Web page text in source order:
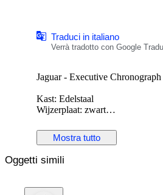
Traduci in italiano
Verrà tradotto con Google
Jaguar - Executive
Kast: Edelstaal
Wijzerplaat: zwart
Diameter: 43,5 mm zonder kroon
Glas: sapphire crystal
Wristsize: 21 cm
Garantie: 1 jaar "de
Mostra tutto
Oggetti simili